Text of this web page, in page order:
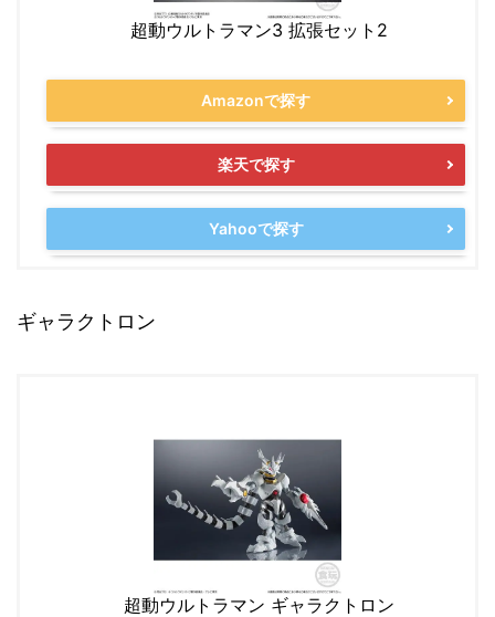
超動ウルトラマン3 拡張セット2
Amazonで探す
楽天で探す
Yahooで探す
ギャラクトロン
超動ウルトラマン ギャラクトロン